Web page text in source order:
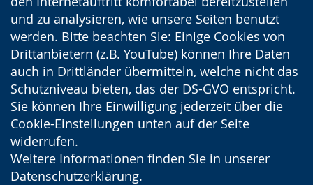
und zu analysieren, wie unsere Seiten benutzt
werden. Bitte beachten Sie: Einige Cookies von
Drittanbietern (z.B. YouTube) können Ihre Daten
auch in Drittländer übermitteln, welche nicht das
Schutzniveau bieten, das der DS-GVO entspricht.
Sie können Ihre Einwilligung jederzeit über die
Cookie-Einstellungen unten auf der Seite
widerrufen.
Weitere Informationen finden Sie in unserer
Datenschutzerklärung.